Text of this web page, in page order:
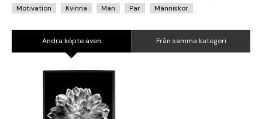
Motivation
Kvinna Man Par Människor
Andra köpte även Från samma kategori